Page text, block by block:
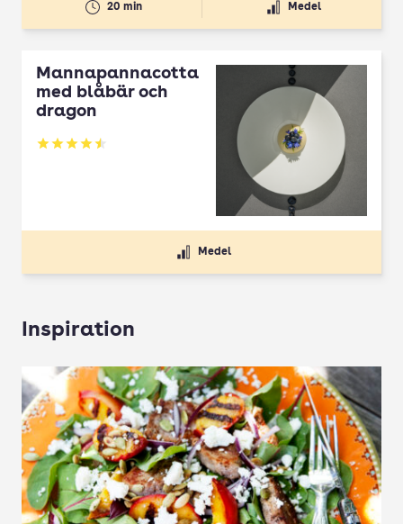
20 min Medel
Mannapannacotta
med blåbär och
dragon
Betyg: 4.5 av 5
Medel
Inspiration